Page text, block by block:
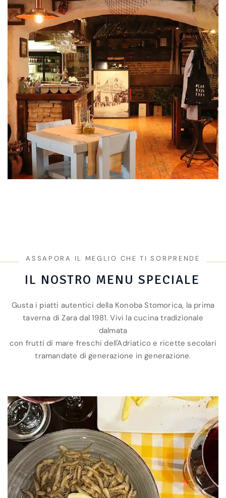
ASSAPORA IL MEGLIO CHE TI SORPRENDE
IL NOSTRO MENU SPECIALE
Gusta i piatti autentici della Konoba Stomorica, la prima
taverna di Zara dal 1981. Vivi la cucina tradizionale
dalmata
con frutti di mare freschi dell'Adriatico e ricette secolari
tramandate di generazione in generazione.